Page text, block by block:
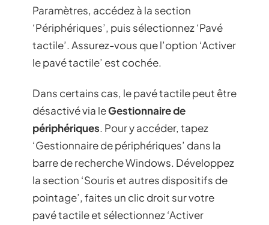
Paramètres, accédez à la section
‘Périphériques’, puis sélectionnez ‘Pavé
tactile’. Assurez-vous que l’option ‘Activer
le pavé tactile’ est cochée.
Dans certains cas, le pavé tactile peut être
désactivé via leGestionnaire de
périphériques. Pour y accéder, tapez
‘Gestionnaire de périphériques’ dans la
barre de recherche Windows. Développez
la section ‘Souris et autres dispositifs de
pointage’, faites un clic droit sur votre
pavé tactile et sélectionnez ‘Activer